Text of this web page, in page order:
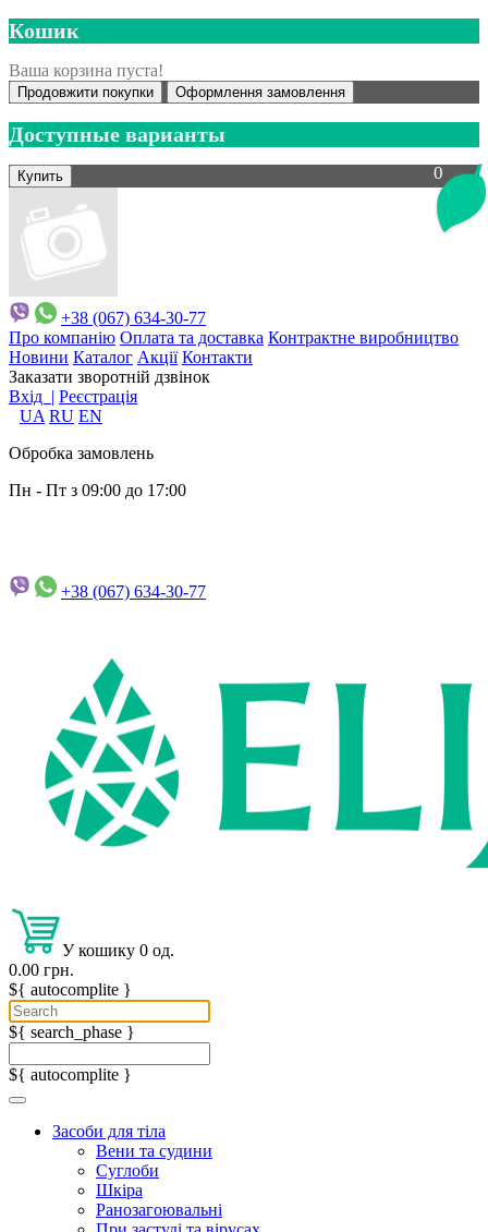
Кошик
Ваша корзина пуста!
Продовжити покупки Оформлення замовлення
0
Доступные варианты
+38 (067) 634-30-77
Про компанію Оплата та доставка Контрактне виробництво
Новини Каталог Акції Контакти
Заказати зворотній дзвінок
Вхід | Реєстрація
UA RU EN
Обробка замовлень
Пн - Пт з 09:00 до 17:00
+38 (067) 634-30-77
У кошику 0 од.
0.00 грн.
${ autocomplite }
${ search_phase }
${ autocomplite }
Засоби для тіла
Вени та судини
Суглоби
Шкіра
Ранозагоювальні